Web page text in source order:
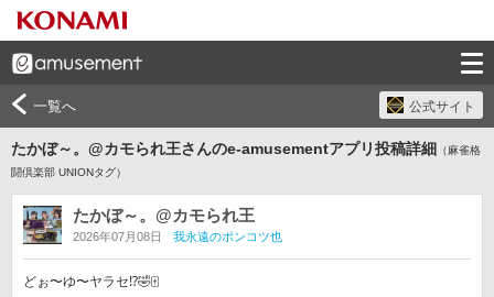
一覧へ 公式サイト
たかぼ～。@カモられ王さんのe-amusementアプリ投稿詳細 （麻雀格
闘倶楽部 UNIONタグ）
たかぼ～。@カモられ王
2026年07月08日 我永遠のポンコツ也
どぉ〜ゆ〜ヤラセ⁉️🤣🀄